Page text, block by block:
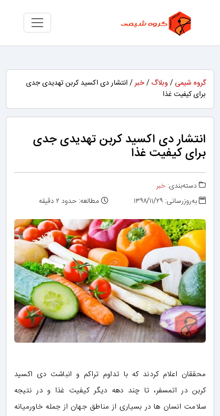
گروه شیمی / وبلاگ /خبر/ انتشار دی اکسید کربن تهدیدی جدی
برای کیفیت غذا
انتشار دی اکسید کربن تهدیدی جدی
برای کیفیت غذا
دسته‌بندی: خبر
به‌روزرسانی: ۱۳۹۸/۱۱/۲۹
مطالعه: حدود ۲ دقیقه
محققان اعلام کردند که با تداوم تراکم و انباشت دی اکسید
کربن در اتمسفر، تا چند دهه دیگر کیفیت غذا و در نتیجه
سلامت انسان ها در بسیاری از مناطق جهان از جمله خاورمیانه